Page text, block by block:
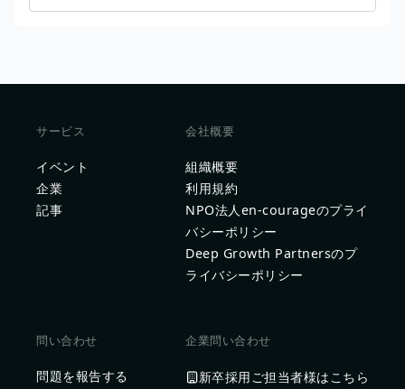
サービス
イベント
企業
記事
会社概要
組織概要
利用規約
NPO法人en-courageのプライ
バシーポリシー
Deep Growth Partnersのプ
ライバシーポリシー
問い合わせ
問題を報告する
企業問い合わせ
新卒採用ご担当者様はこちら